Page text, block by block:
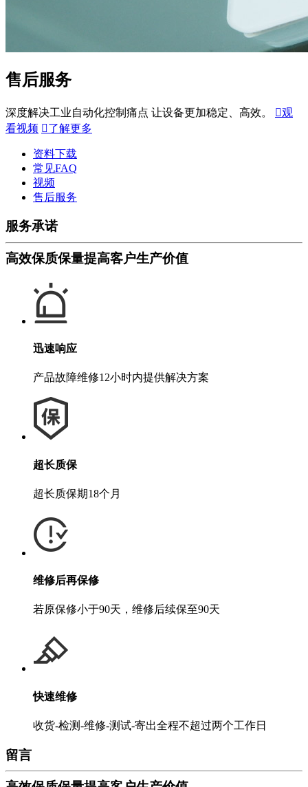
售后服务
深度解决工业自动化控制痛点 让设备更加稳定、高效。 观
看视频 了解更多
资料下载
常见FAQ
视频
售后服务
服务承诺
高效保质保量提高客户生产价值
迅速响应
产品故障维修12小时内提供解决方案
超长质保
超长质保期18个月
维修后再保修
若原保修小于90天，维修后续保至90天
快速维修
收货-检测-维修-测试-寄出全程不超过两个工作日
留言